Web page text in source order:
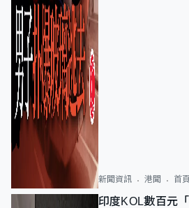
新聞資訊 港聞 首
印度KOL數百元